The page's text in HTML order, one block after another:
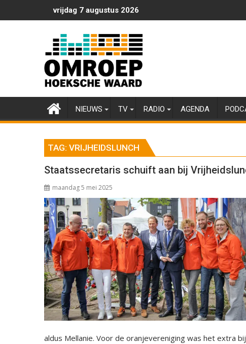
naar
vrijdag 7 augustus 2026
NIEUWS TV RADIO AGENDA
TAG: VRIJHEIDSLUNCH
Staatssecretaris schuift aan bij
maandag 5 mei 2025
aldus Mellanie. Voor de oranjevereniging was het extra